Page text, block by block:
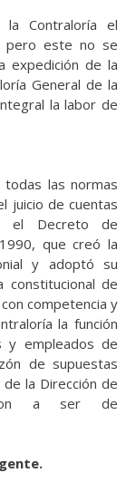
Contraloría el
pero este no se
expedición de la
General de la
la labor de
las normas
juicio de cuentas
el Decreto de
que creó la
y adoptó su
constitucional de
competencia y
la función
y empleados de
de supuestas
la Dirección de
a ser de